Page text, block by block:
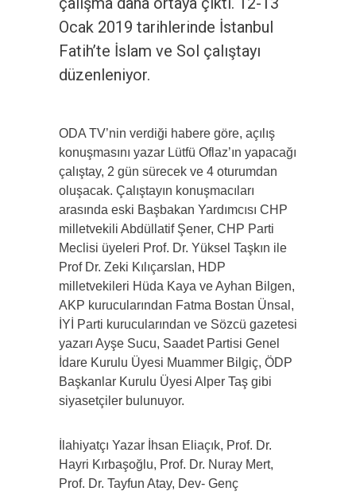
Ocak 2019 tarihlerinde İstanbul
Fatih’te İslam ve Sol çalıştayı
düzenleniyor.
ODA TV’nin verdiği habere göre, açılış
konuşmasını yazar Lütfü Oflaz’ın yapacağı
çalıştay, 2 gün sürecek ve 4 oturumdan
oluşacak. Çalıştayın konuşmacıları
arasında eski Başbakan Yardımcısı CHP
milletvekili Abdüllatif Şener, CHP Parti
Meclisi üyeleri Prof. Dr. Yüksel Taşkın ile
Prof Dr. Zeki Kılıçarslan, HDP
milletvekileri Hüda Kaya ve Ayhan Bilgen,
AKP kurucularından Fatma Bostan Ünsal,
İYİ Parti kurucularından ve Sözcü gazetesi
yazarı Ayşe Sucu, Saadet Partisi Genel
İdare Kurulu Üyesi Muammer Bilgiç, ÖDP
Başkanlar Kurulu Üyesi Alper Taş gibi
siyasetçiler bulunuyor.
İlahiyatçı Yazar İhsan Eliaçık, Prof. Dr.
Hayri Kırbaşoğlu, Prof. Dr. Nuray Mert,
Prof. Dr. Tayfun Atay, Dev- Genç